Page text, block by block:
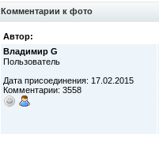
Комментарии к фото
Автор:
Владимир G
Пользователь
Дата присоединения: 17.02.2015
Комментарии: 3558